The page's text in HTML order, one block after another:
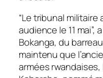
“Le tribunal
audience le 11 mai”,
Bokanga, du
maintenu que
armées